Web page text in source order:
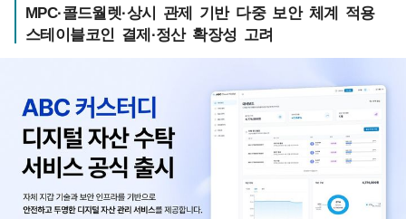
MPC·콜드월렛·상시 관제 기반 다중 보안 체계 적용
스테이블코인 결제·정산 확장성 고려